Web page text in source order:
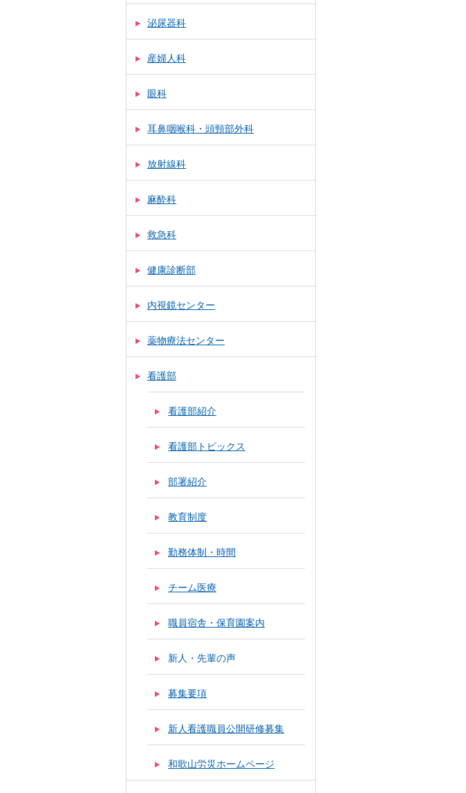
泌尿器科
産婦人科
眼科
耳鼻咽喉科・頭頸部外科
放射線科
麻酔科
救急科
健康診断部
内視鏡センター
薬物療法センター
看護部
看護部紹介
看護部トピックス
部署紹介
教育制度
勤務体制・時間
チーム医療
職員宿舎・保育園案内
新人・先輩の声
募集要項
新人看護職員公開研修募集
和歌山労災ホームページ